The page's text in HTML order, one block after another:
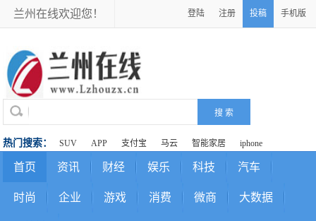
兰州在线欢迎您！ 登陆 注册 投稿 手机版
热门搜索： SUV APP 支付宝 马云 智能家居 iphone
首页 资讯 财经 娱乐 科技 汽车
时尚 企业 游戏 消费 微商 大数据